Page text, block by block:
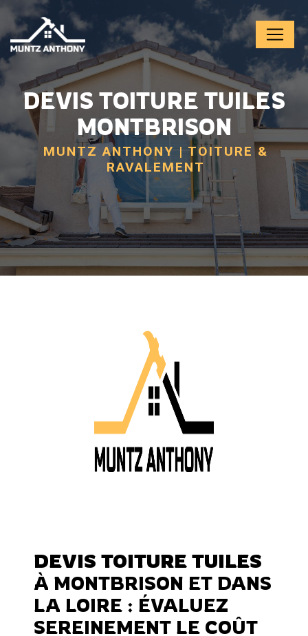
DEVIS TOITURE TUILES
MONTBRISON
MUNTZ ANTHONY | TOITURE &
RAVALEMENT
DEVIS TOITURE TUILES
À MONTBRISON ET DANS
LA LOIRE : ÉVALUEZ
SEREINEMENT LE COÛT
Panneau de gestion des cookies